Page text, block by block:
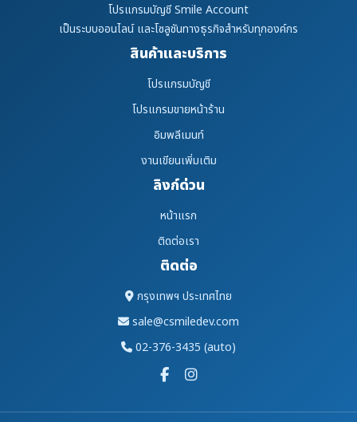
โปรแกรมบัญชี Smile Account
เป็นระบบออนไลน์ และโซลูชันทางธุรกิจสำหรับทุกองค์กร
สินค้าและบริการ
โปรแกรมบัญชี
โปรแกรมขายหน้าร้าน
อิมพลีเมนท์
งานเขียนเพิ่มเติม
ลิงก์ด่วน
หน้าแรก
ติดต่อเรา
ติดต่อ
กรุงเทพฯ ประเทศไทย
sale@csmiledev.com
02-376-3435 (auto)